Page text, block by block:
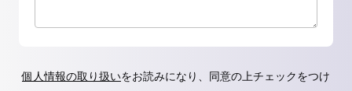
個人情報の取り扱いをお読みになり、同意の上チェックをつけ